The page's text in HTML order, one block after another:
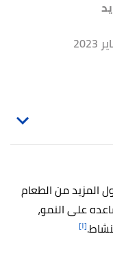
المزيد من الطعام
على النمو،
[١]